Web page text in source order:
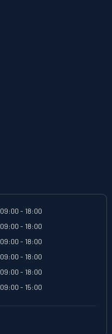
09:00 - 18:00
09:00 - 18:00
09:00 - 18:00
09:00 - 18:00
09:00 - 18:00
09:00 - 15:00